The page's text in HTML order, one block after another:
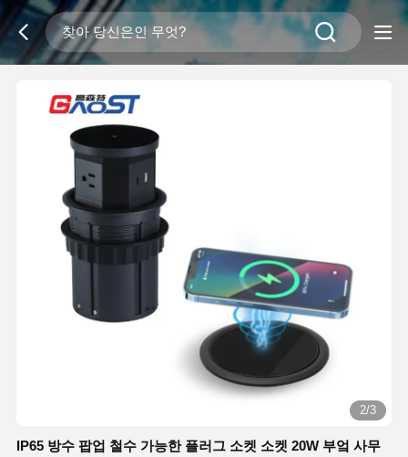
2/3
IP65 방수 팝업 철수 가능한 플러그 소켓 소켓 20W 부엌 사무